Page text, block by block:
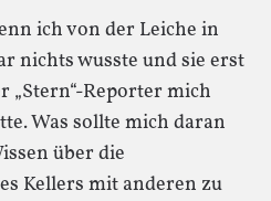
ich von der Leiche in
nichts wusste und sie erst
„Stern“-Reporter mich
Was sollte mich daran
über die
Kellers mit anderen zu